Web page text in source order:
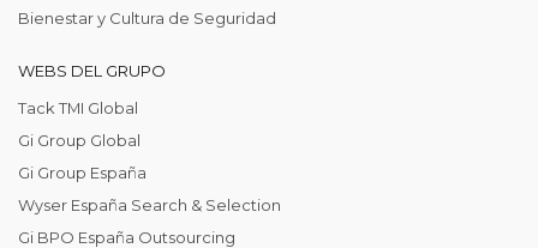
Bienestar y Cultura de Seguridad
WEBS DEL GRUPO
Tack TMI Global
Gi Group Global
Gi Group España
Wyser España Search & Selection
Gi BPO España Outsourcing